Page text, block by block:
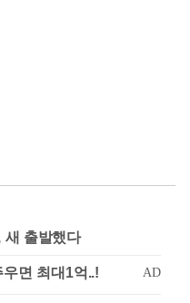
새 출발했다